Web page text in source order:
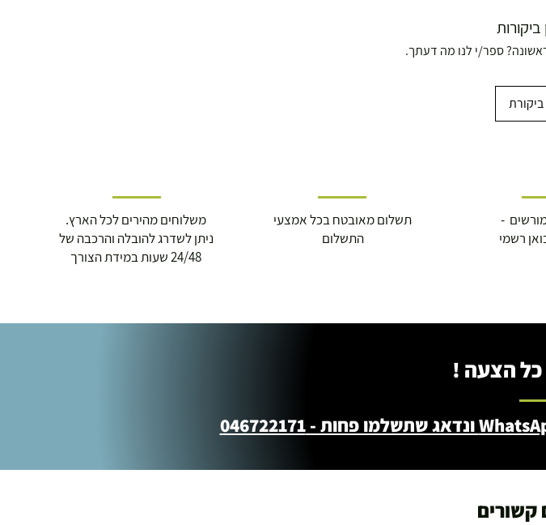
ביקורות
ספר/י לנו מה דעתך.
משלוחים מהירים לכל הארץ.
ניתן לשדרג להובלה והרכבה של
24/48 שעות במידת הצורך
תשלום מאובטח בכל אמצעי
התשלום
-
רשמי
הצעה !
קשורים